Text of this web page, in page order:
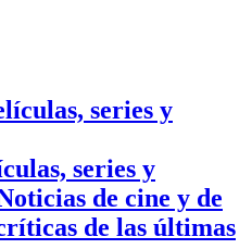
series y
de cine y de
de las últimas